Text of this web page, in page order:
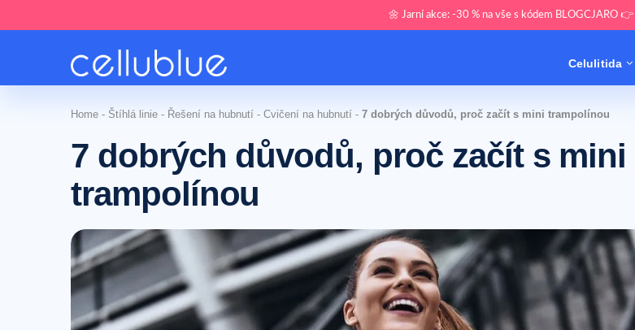
🌼 Jarní akce: -30 % na vše s kódem BLOGCJARO 👉
Celulitida
Home - Štíhlá linie - Řešení na hubnutí - Cvičení na hubnutí - 7 dobrých důvodů, proč začít s mini trampolínou
7 dobrých důvodů, proč začít s mini
trampolínou